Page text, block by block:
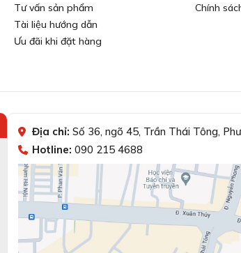
Tư vấn sản phẩm
Tài liệu hướng dẫn
Ưu đãi khi đặt hàng
Chính
Địa chỉ: Số 36, ngõ 45, Trần Thái Tông,
Hotline: 090 215 4688